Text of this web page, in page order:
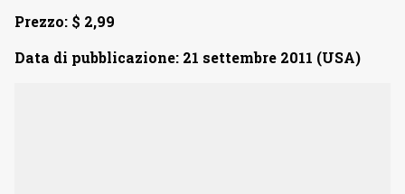
Prezzo: $ 2,99
Data di pubblicazione: 21 settembre 2011 (USA)